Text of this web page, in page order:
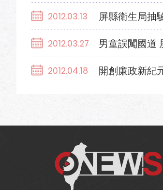
2012.03.13 屏縣衛生局抽
2012.03.27 男童誤闖國道
2012.04.18 開創廉政新紀